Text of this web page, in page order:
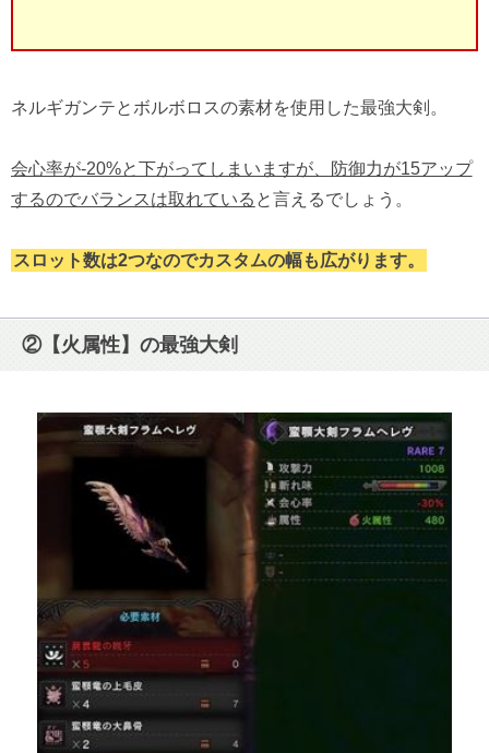
ネルギガンテとボルボロスの素材を使用した最強大剣。
会心率が-20%と下がってしまいますが、防御力が15アップ
するのでバランスは取れている と言えるでしょう。
スロット数は2つなのでカスタムの幅も広がります。
②【火属性】の最強大剣